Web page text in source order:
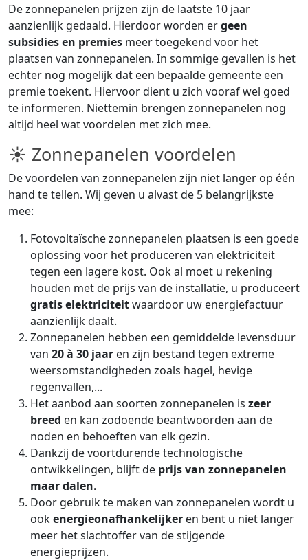
De zonnepanelen prijzen zijn de laatste 10 jaar
aanzienlijk gedaald. Hierdoor worden ergeen
subsidies en premies meer toegekend voor het
plaatsen van zonnepanelen. In sommige gevallen is het
echter nog mogelijk dat een bepaalde gemeente een
premie toekent. Hiervoor dient u zich vooraf wel goed
te informeren. Niettemin brengen zonnepanelen nog
altijd heel wat voordelen met zich mee.
☀ Zonnepanelen voordelen
De voordelen van zonnepanelen zijn niet langer op één
hand te tellen. Wij geven u alvast de 5 belangrijkste
mee:
Fotovoltaïsche zonnepanelen plaatsen is een goede
oplossing voor het produceren van elektriciteit
tegen een lagere kost. Ook al moet u rekening
houden met de prijs van de installatie, u produceert
gratis elektriciteitwaardoor uw energiefactuur
aanzienlijk daalt.
Zonnepanelen hebben een gemiddelde levensduur
van 20 à 30 jaar en zijn bestand tegen extreme
weersomstandigheden zoals hagel, hevige
regenvallen,...
Het aanbod aan soorten zonnepanelen is zeer
breed en kan zodoende beantwoorden aan de
noden en behoeften van elk gezin.
Dankzij de voortdurende technologische
ontwikkelingen, blijft de prijs van zonnepanelen
maar dalen.
Door gebruik te maken van zonnepanelen wordt u
ookenergieonafhankelijker en bent u niet langer
meer het slachtoffer van de stijgende
energieprijzen.